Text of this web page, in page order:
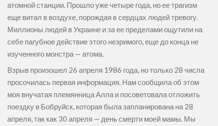
атомной станции. Прошло уже четыре года, но ее трагизм
еще витал в воздухе, порождая в сердцах людей тревогу.
Миллионы людей в Украине и за ее пределами ощутили на
себе пагубное действие этого незримого, еще до конца не
изученного монстра — атома.
Взрыв произошел 26 апреля 1986 года, но только 28 числа
просочилась первая информация. Нам сообщила об этом
моя внучатая племянница Алла и посоветовала отложить
поездку в Бобруйск, которая была запланирована на 28
апреля, так как 30 апреля — день смерти моей мамы. Мы